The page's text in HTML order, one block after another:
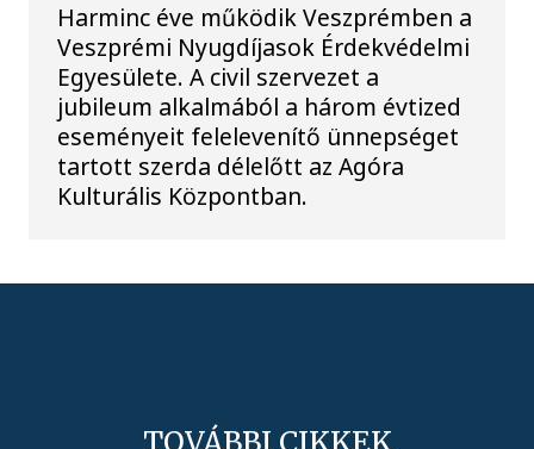
Harminc éve működik Veszprémben a
Veszprémi Nyugdíjasok Érdekvédelmi
Egyesülete. A civil szervezet a
jubileum alkalmából a három évtized
eseményeit felelevenítő ünnepséget
tartott szerda délelőtt az Agóra
Kulturális Központban.